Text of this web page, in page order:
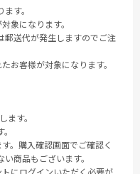
す。
象になります。
郵送代が発生しますのでご注
お客様が対象になります。
ます。
。購入確認画面でご確認く
商品もございます。